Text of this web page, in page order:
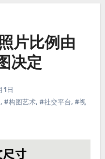
片比例由
决定
1日
, #构图艺术, #社交平台, #视